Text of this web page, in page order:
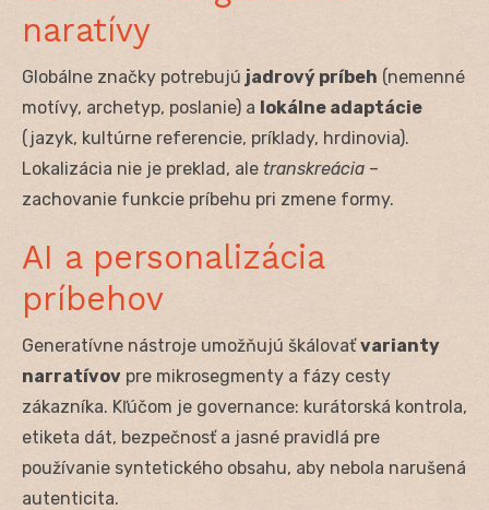
naratívy
Globálne značky potrebujú jadrový príbeh (nemenné
motívy, archetyp, poslanie) a lokálne adaptácie
(jazyk, kultúrne referencie, príklady, hrdinovia).
Lokalizácia nie je preklad, ale transkreácia –
zachovanie funkcie príbehu pri zmene formy.
AI a personalizácia
príbehov
Generatívne nástroje umožňujú škálovaťvarianty
narratívov pre mikrosegmenty a fázy cesty
zákazníka. Kľúčom je governance: kurátorská kontrola,
etiketa dát, bezpečnosť a jasné pravidlá pre
používanie syntetického obsahu, aby nebola narušená
autenticita.